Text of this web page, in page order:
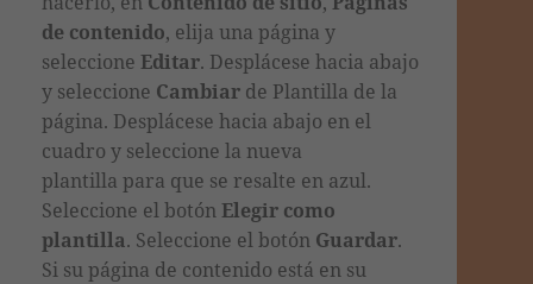
de contenido, elija una página y
seleccione Editar. Desplácese hacia abajo
y seleccione Cambiar de Plantilla de la
página. Desplácese hacia abajo en el
cuadro y seleccione la nueva
plantilla para que se resalte en azul.
Seleccione el botónElegir como
plantilla. Seleccione el botón Guardar.
Si su página de contenido está en su